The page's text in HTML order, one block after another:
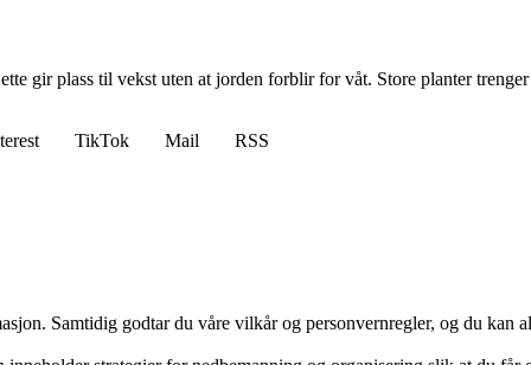
gir plass til vekst uten at jorden forblir for våt. Store planter
TikTok Mail RSS
Samtidig godtar du våre vilkår og personvernregler, og du kan